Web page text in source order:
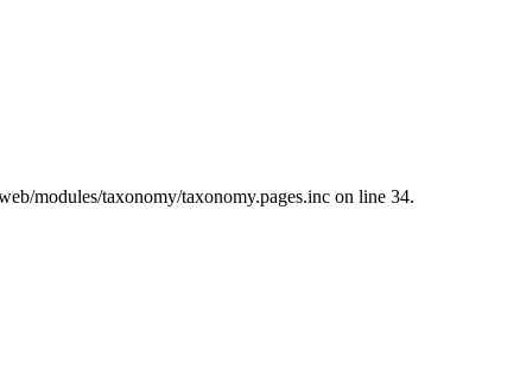
modules/taxonomy/taxonomy.pages.inc on line 34.